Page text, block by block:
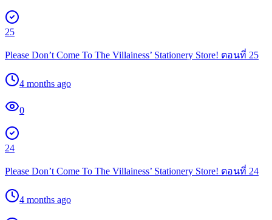
25
Please Don’t Come To The Villainess’ Stationery Store! ตอนที่ 25
4 months ago
0
24
Please Don’t Come To The Villainess’ Stationery Store! ตอนที่ 24
4 months ago